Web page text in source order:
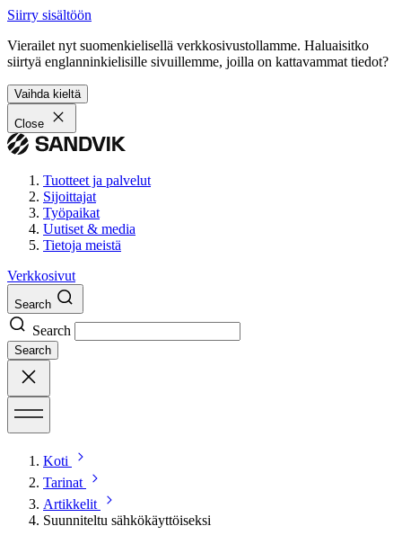
Siirry sisältöön
Vierailet nyt suomenkielisellä verkkosivustollamme. Haluaisitko
siirtyä englanninkielisille sivuillemme, joilla on kattavammat tiedot?
Vaihda kieltä
Close
Tuotteet ja palvelut
Sijoittajat
Työpaikat
Uutiset & media
Tietoja meistä
Verkkosivut
Search
Search
Search
Koti
Tarinat
Artikkelit
Suunniteltu sähkökäyttöiseksi